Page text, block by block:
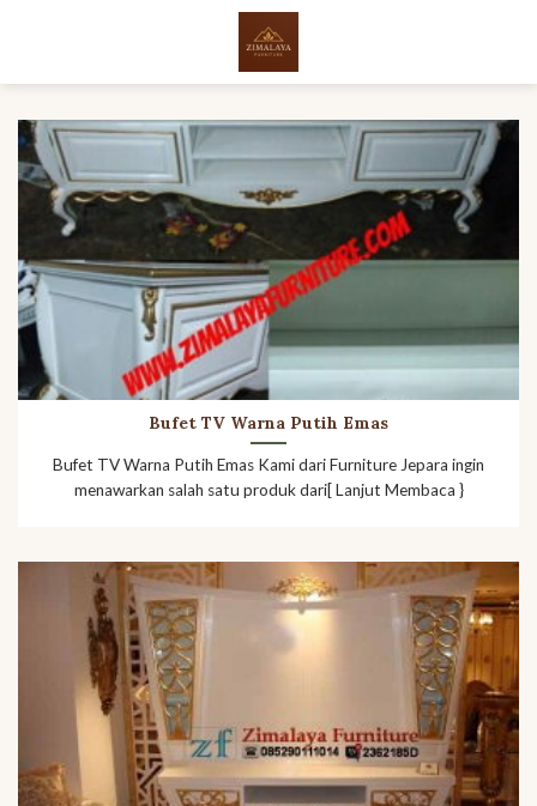
Bufet TV Warna Putih Emas
Bufet TV Warna Putih Emas Kami dari Furniture Jepara ingin
menawarkan salah satu produk dari[ Lanjut Membaca }